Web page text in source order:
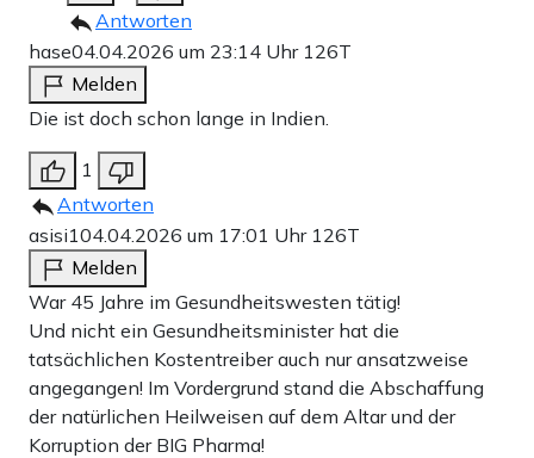
Antworten
hase04.04.2026 um 23:14 Uhr 126T
Melden
Die ist doch schon lange in Indien.
1
Antworten
asisi104.04.2026 um 17:01 Uhr 126T
Melden
War 45 Jahre im Gesundheitswesten tätig!
Und nicht ein Gesundheitsminister hat die
tatsächlichen Kostentreiber auch nur ansatzweise
angegangen! Im Vordergrund stand die Abschaffung
der natürlichen Heilweisen auf dem Altar und der
Korruption der BIG Pharma!